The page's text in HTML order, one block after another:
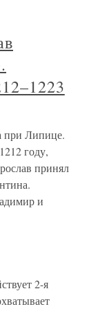
при Липице.
году,
принял
и
2-я